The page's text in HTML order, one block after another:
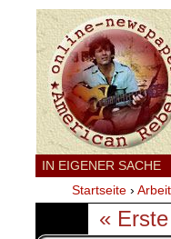
IN EIGENER SACHE
Startseite ›
« Erste